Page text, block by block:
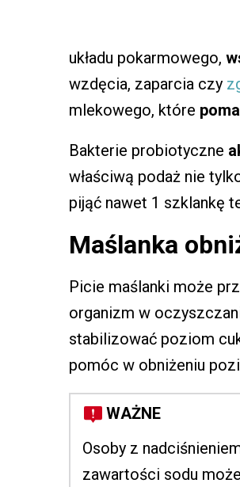
układu pokarmowego,
wzdęcia, zaparcia czy
mlekowego, które
Bakterie probiotyczne
właściwą podaż nie
pijąć nawet 1 szklankę
Maślanka
Picie maślanki może
organizm w
stabilizować poziom
pomóc w obniżeniu
WAŻNE
Osoby z
zawartości sodu